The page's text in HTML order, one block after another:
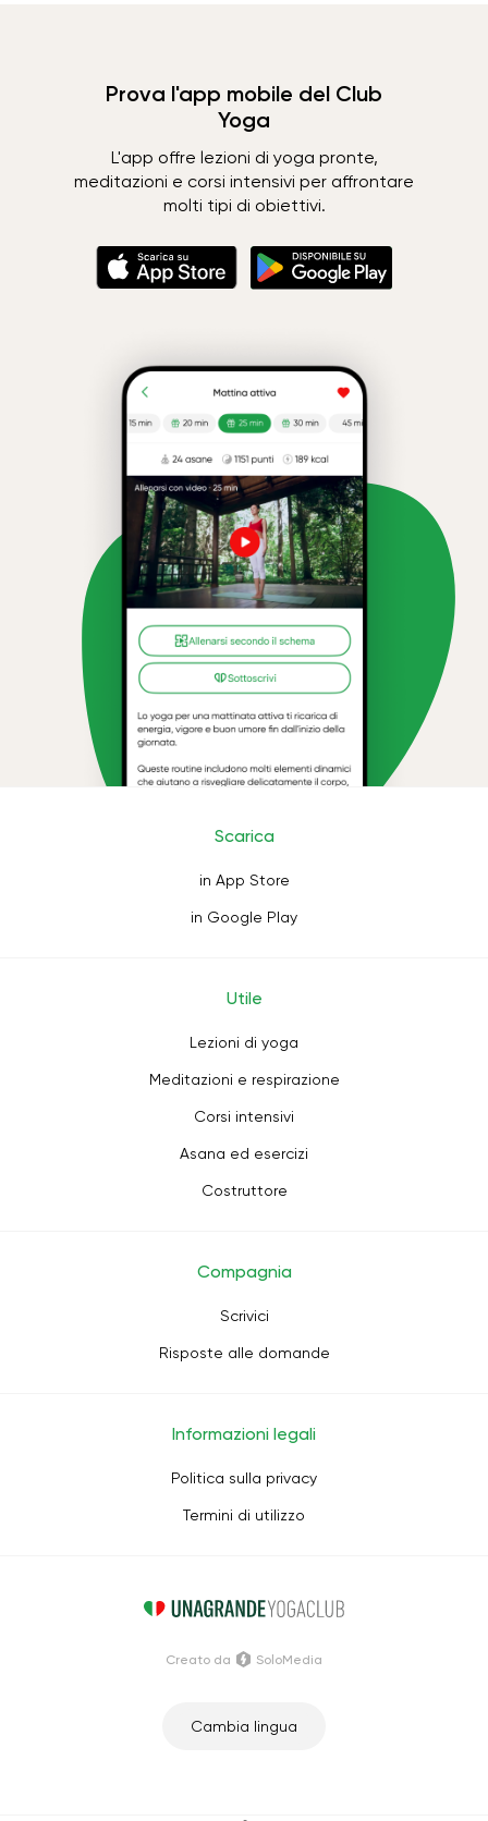
Prova l'app mobile del Club
Yoga
L'app offre lezioni di yoga pronte,
meditazioni e corsi intensivi per affrontare
molti tipi di obiettivi.
Scarica
in App Store
in Google Play
Utile
Lezioni di yoga
Meditazioni e respirazione
Corsi intensivi
Asana ed esercizi
Costruttore
Compagnia
Scrivici
Risposte alle domande
Informazioni legali
Politica sulla privacy
Termini di utilizzo
Cambia lingua
Creato da SoloMedia